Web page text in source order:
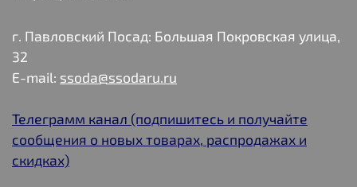
г. Павловский Посад: Большая Покровская улица,
32
E-mail: ssoda@ssodaru.ru
Телеграмм канал (подпишитесь и получайте
сообщения о новых товарах, распродажах и
скидках)